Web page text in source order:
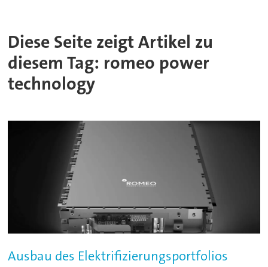
Diese Seite zeigt Artikel zu
diesem Tag: romeo power
technology
Ausbau des Elektrifizierungsportfolios